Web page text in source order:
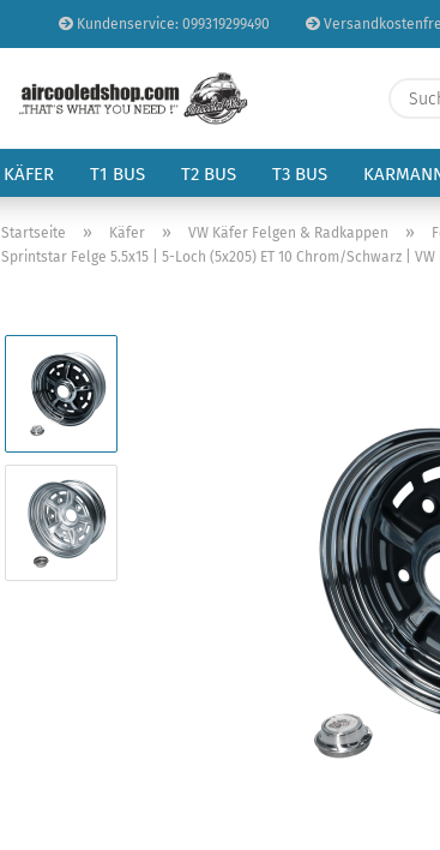
Kundenservice: 099319299490
KÄFER T1 BUS T2 BUS T3 BUS
Startseite » Käfer » VW Käfer Felgen & Radkappen »
Sprintstar Felge 5.5x15 | 5-Loch (5x205) ET 10 Chrom/Schwarz |